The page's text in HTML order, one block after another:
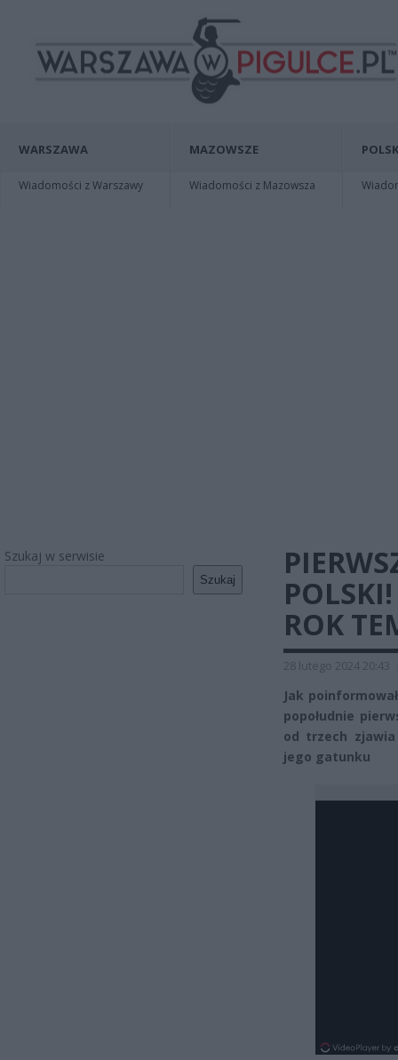
WARSZAWA
Wiadomości z Warszawy
MAZOWSZE
Wiadomości z Mazowsza
Szukaj w serwisie
Szukaj
ROK
28 lutego 2024 20:43
Jak
popołudnie
od trzech
jego gatunku